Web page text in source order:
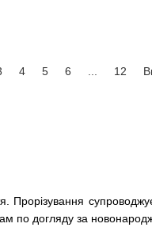
по догляду за
4 5 6 12